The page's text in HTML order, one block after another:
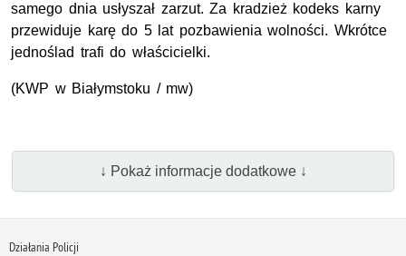
samego dnia usłyszał zarzut. Za kradzież kodeks karny
przewiduje karę do 5 lat pozbawienia wolności. Wkrótce
jednoślad trafi do właścicielki.
(KWP w Białymstoku / mw)
↓ Pokaż informacje dodatkowe ↓
Działania Policji